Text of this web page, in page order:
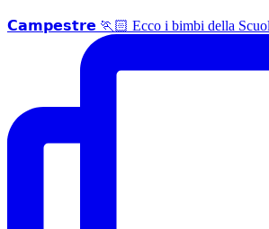
𝗖𝗮𝗺𝗽𝗲𝘀𝘁𝗿𝗲 🏃🏻 Ecco i bimbi della